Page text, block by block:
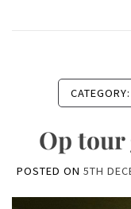
CATEGORY:
Op tour
POSTED ON 5TH